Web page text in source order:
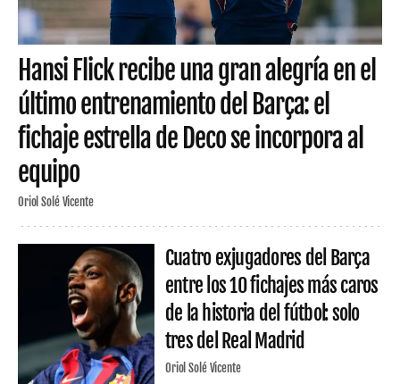
Hansi Flick recibe una gran alegría en el
último entrenamiento del Barça: el
fichaje estrella de Deco se incorpora al
equipo
Oriol Solé Vicente
Cuatro exjugadores del Barça
entre los 10 fichajes más caros
de la historia del fútbol: solo
tres del Real Madrid
Oriol Solé Vicente